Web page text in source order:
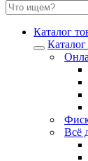
Каталог
Каталог
Всё